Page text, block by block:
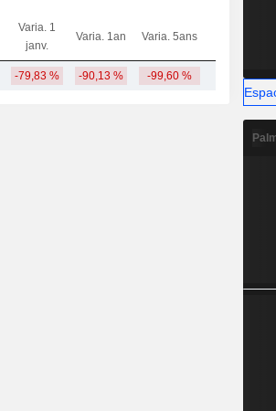
Varia. 1
janv.
Varia. 1an Varia. 5ans
-79,83 % -90,13 % -99,60 % 824 M